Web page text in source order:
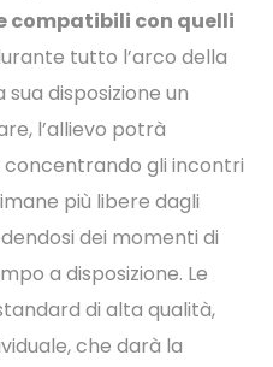
compatibili con quelli
tutto l’arco della
disposizione un
l’allievo potrà
concentrando gli incontri
più libere dagli
dei momenti di
a disposizione. Le
di alta qualità,
che darà la